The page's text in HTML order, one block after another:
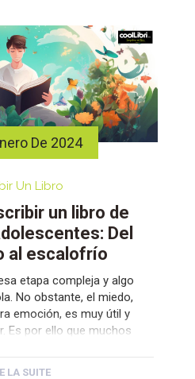
De 2024
Un Libro
un libro de
Del
al escalofrío
etapa compleja y algo
No obstante, el miedo,
emoción, es muy útil y
Es por ello que muchos
LA SUITE